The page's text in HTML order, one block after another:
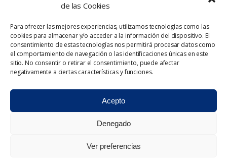
de las Cookies
Para ofrecer las mejores experiencias, utilizamos tecnologías como las
cookies para almacenar y/o acceder a la información del dispositivo. El
consentimiento de estas tecnologías nos permitirá procesar datos como
el comportamiento de navegación o las identificaciones únicas en este
sitio. No consentir o retirar el consentimiento, puede afectar
negativamente a ciertas características y funciones.
Acepto
Denegado
Ver preferencias
Política de Privacidad